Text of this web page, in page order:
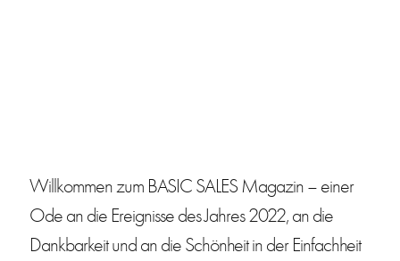
Willkommen zum BASIC SALES Magazin – einer
Ode an die Ereignisse des Jahres 2022, an die
Dankbarkeit und an die Schönheit in der Einfachheit